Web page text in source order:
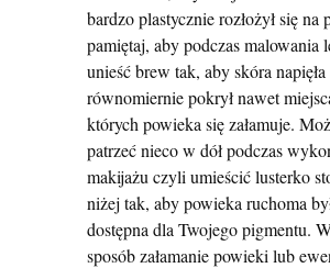
bardzo plastycznie rozłożył się na
pamiętaj, aby podczas malowania
unieść brew tak, aby skóra napięła
równomiernie pokrył nawet
których powieka się załamuje.
patrzeć nieco w dół podczas
makijażu czyli umieścić lusterko
niżej tak, aby powieka ruchoma
dostępna dla Twojego pigmentu.
sposób załamanie powieki lub